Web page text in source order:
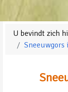
U bevindt zich
Sneeuwgors